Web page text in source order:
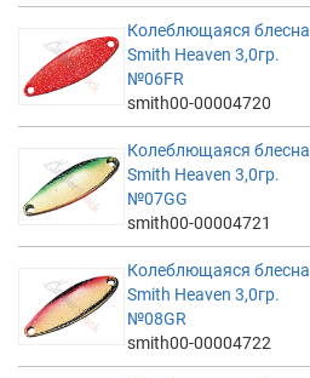
Колеблющаяся блесна
Smith Heaven 3,0гр.
№06FR
smith00-00004720
Колеблющаяся блесна
Smith Heaven 3,0гр.
№07GG
smith00-00004721
Колеблющаяся блесна
Smith Heaven 3,0гр.
№08GR
smith00-00004722